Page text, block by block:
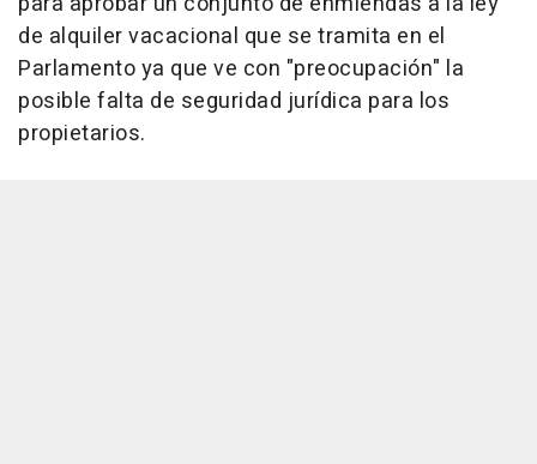
de alquiler vacacional que se tramita en el
Parlamento ya que ve con "preocupación" la
posible falta de seguridad jurídica para los
propietarios.